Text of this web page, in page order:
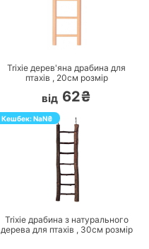
ПЕРЕЙТИ
Trixie дерев'яна драбина для
птахів , 20см розмір
від 62₴
Кешбек:NaN₴
ПЕРЕЙТИ
Trixie драбина з натурального
дерева для птахів , 30см розмір